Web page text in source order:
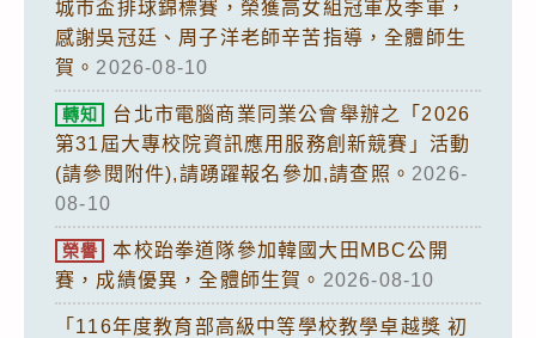
城市盃排球錦標賽，榮獲高女組冠軍及季軍，
感謝吳冠廷、周子洋老師辛苦指導，全體師生
賀。 2026-08-10
轉知
台北市電腦商業同業公會舉辦之「2026
第31屆大專校院資訊應用服務創新競賽」活動
(請參閱附件),請踴躍報名參加,請查照。 2026-
08-10
榮譽
本校跆拳道隊參加韓國大田MBC公開
賽，成績優異，全體師生賀。 2026-08-10
「116年度教育部高級中等學校教學卓越獎 初